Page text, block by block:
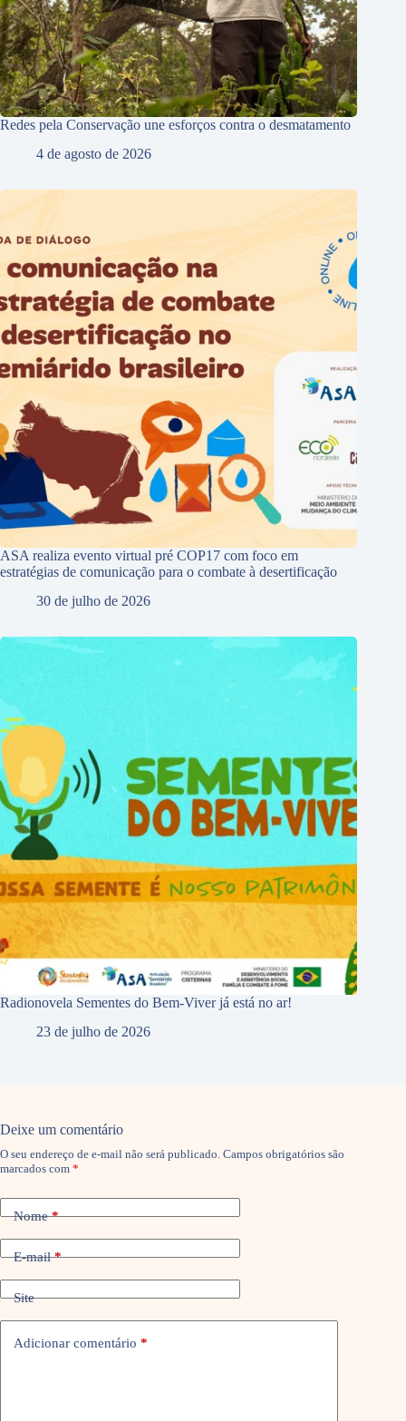
Redes pela Conservação une esforços contra o desmatamento
4 de agosto de 2026
ASA realiza evento virtual pré COP17 com foco em
estratégias de comunicação para o combate à desertificação
30 de julho de 2026
Radionovela Sementes do Bem-Viver já está no ar!
23 de julho de 2026
Deixe um comentário
O seu endereço de e-mail não será publicado. Campos obrigatórios são
marcados com *
Nome*
E-mail*
Site
Adicionar comentário *